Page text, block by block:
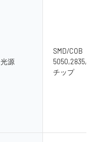
光源
SMD/COB
チップ